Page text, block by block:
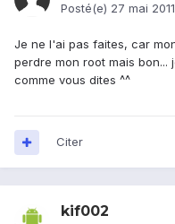
Posté(e) 27 mai 2011
Je ne l'ai pas faites, car
perdre mon root mais
comme vous dites ^^
Citer
kif002